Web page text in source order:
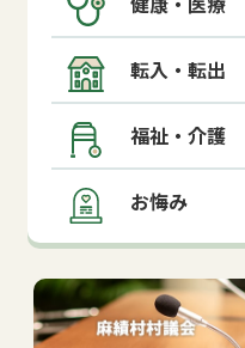
転入・転出
福祉・介護
お悔み